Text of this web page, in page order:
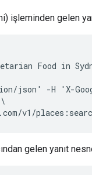
işleminden gelen
Food in
json' -H 'X-
\
v1/
gelen yanıt